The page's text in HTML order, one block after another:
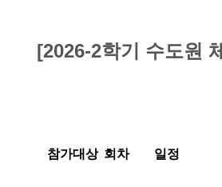
[2026-2학기 수도원
참가대상 회차 일정